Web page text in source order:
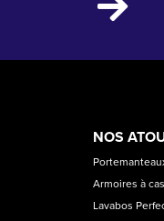
NOS
Armoires à
Lavabos